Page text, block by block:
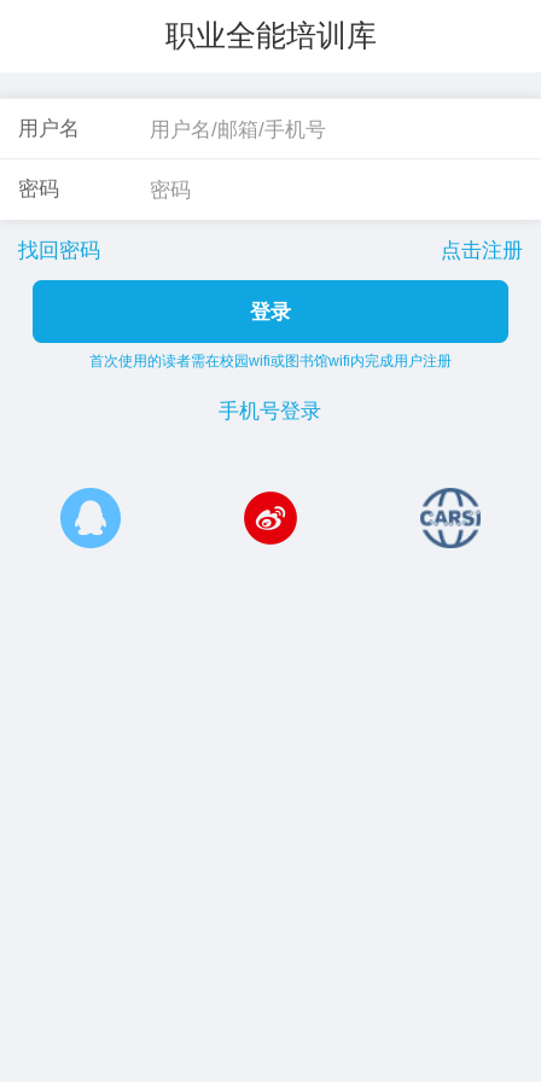
职业全能培训库
用户名
密码
找回密码 点击注册
登录
首次使用的读者需在校园wifi或图书馆wifi内完成用户注册
手机号登录